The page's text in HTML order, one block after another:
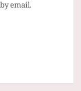
email.